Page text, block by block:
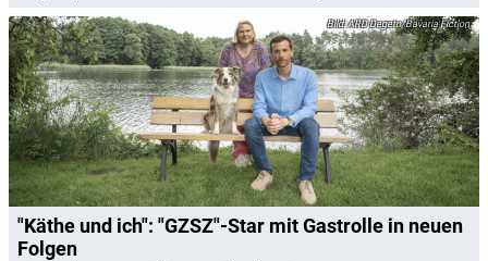
ARD Degeto/Bavaria Fiction
"Käthe und ich": "GZSZ"-Star mit Gastrolle in neuen
Folgen